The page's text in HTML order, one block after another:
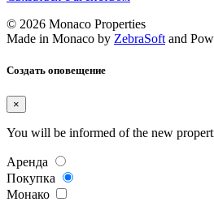
© 2026 Monaco Properties
Made in Monaco by ZebraSoft and
Создать оповещение
×
You will be informed of the new
Аренда
Покупка
Mонако